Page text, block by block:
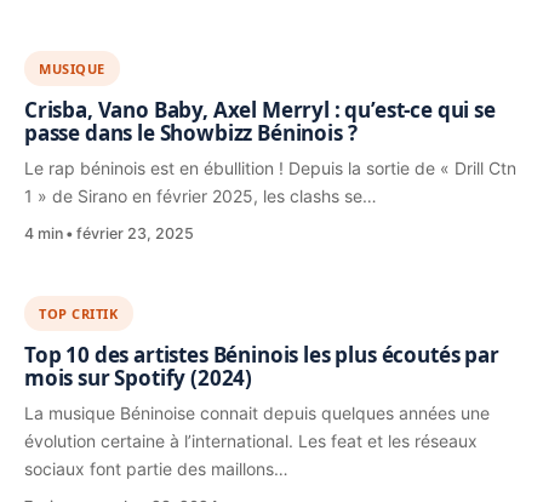
MUSIQUE
Crisba, Vano Baby, Axel Merryl : qu’est-ce qui se
passe dans le Showbizz Béninois ?
Le rap béninois est en ébullition ! Depuis la sortie de « Drill Ctn
1 » de Sirano en février 2025, les clashs se…
4 min février 23, 2025
TOP CRITIK
Top 10 des artistes Béninois les plus écoutés par
mois sur Spotify (2024)
La musique Béninoise connait depuis quelques années une
évolution certaine à l’international. Les feat et les réseaux
sociaux font partie des maillons…